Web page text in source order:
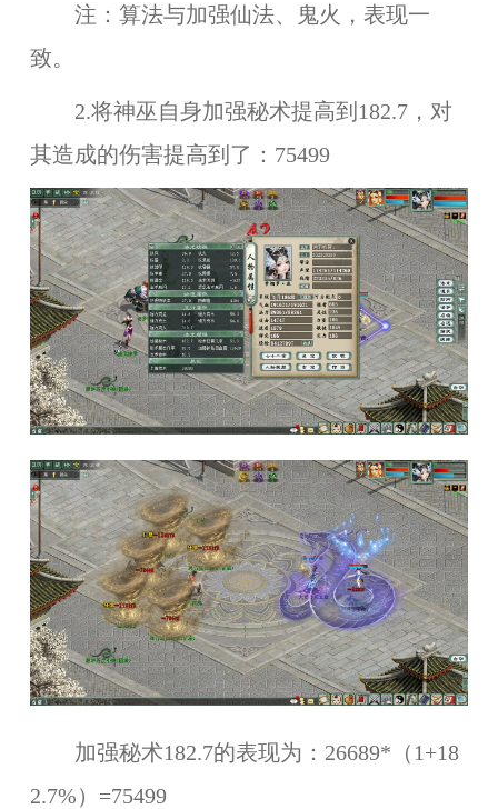
注：算法与加强仙法、鬼火，表现一
致。
2.将神巫自身加强秘术提高到182.7，对
其造成的伤害提高到了：75499
加强秘术182.7的表现为：26689*（1+18
2.7%）=75499